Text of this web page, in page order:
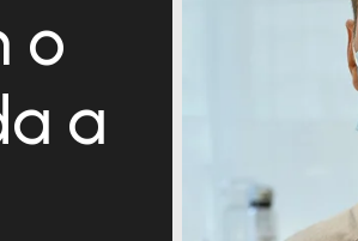
o
a